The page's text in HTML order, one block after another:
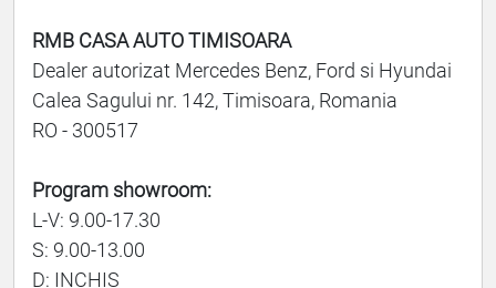
RMB CASA AUTO TIMISOARA
Dealer autorizat Mercedes Benz, Ford si Hyundai
Calea Sagului nr. 142, Timisoara, Romania
RO - 300517
Program showroom:
L-V: 9.00-17.30
S: 9.00-13.00
D: INCHIS